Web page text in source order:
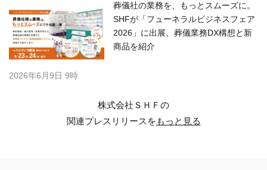
葬儀社の業務を、もっとスムーズに。
SHFが「フューネラルビジネスフェア
2026」に出展、葬儀業務DX構想と新
商品を紹介
2026年6月9日 9時
株式会社ＳＨＦの
関連プレスリリースをもっと見る